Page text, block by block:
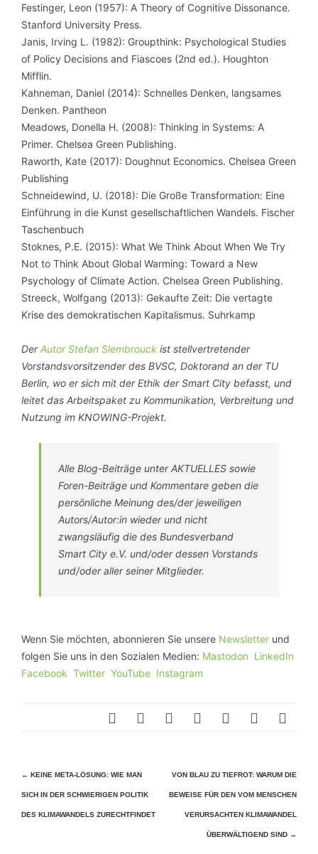
Festinger, Leon (1957): A Theory of Cognitive Dissonance.
Stanford University Press.
Janis, Irving L. (1982): Groupthink: Psychological Studies
of Policy Decisions and Fiascoes (2nd ed.). Houghton
Mifflin.
Kahneman, Daniel (2014): Schnelles Denken, langsames
Denken. Pantheon
Meadows, Donella H. (2008): Thinking in Systems: A
Primer. Chelsea Green Publishing.
Raworth, Kate (2017): Doughnut Economics. Chelsea Green
Publishing
Schneidewind, U. (2018): Die Große Transformation: Eine
Einführung in die Kunst gesellschaftlichen Wandels. Fischer
Taschenbuch
Stoknes, P.E. (2015): What We Think About When We Try
Not to Think About Global Warming: Toward a New
Psychology of Climate Action. Chelsea Green Publishing.
Streeck, Wolfgang (2013): Gekaufte Zeit: Die vertagte
Krise des demokratischen Kapitalismus. Suhrkamp
DerAutor Stefan Slembrouck ist stellvertretender
Vorstandsvorsitzender des BVSC, Doktorand an der TU
Berlin, wo er sich mit der Ethik der Smart City befasst, und
leitet das Arbeitspaket zu Kommunikation, Verbreitung und
Nutzung im KNOWING-Projekt.
Alle Blog-Beiträge unter AKTUELLES sowie
Foren-Beiträge und Kommentare geben die
persönliche Meinung des/der jeweiligen
Autors/Autor:in wieder und nicht
zwangsläufig die des Bundesverband
Smart City e.V. und/oder dessen Vorstands
und/oder aller seiner Mitglieder.
Wenn Sie möchten, abonnieren Sie unsere Newsletter und
folgen Sie uns in den Sozialen Medien: Mastodon LinkedIn
Facebook Twitter YouTube Instagram
Beitragsnavigation
← KEINE META-LÖSUNG: WIE MAN
SICH IN DER SCHWIERIGEN POLITIK
DES KLIMAWANDELS ZURECHTFINDET
VON BLAU ZU TIEFROT: WARUM DIE
BEWEISE FÜR DEN VOM MENSCHEN
VERURSACHTEN KLIMAWANDEL
ÜBERWÄLTIGEND SIND →